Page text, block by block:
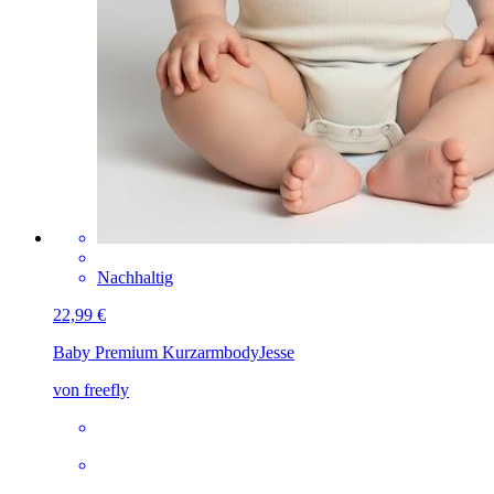
Nachhaltig
22,99 €
Baby Premium KurzarmbodyJesse
von freefly